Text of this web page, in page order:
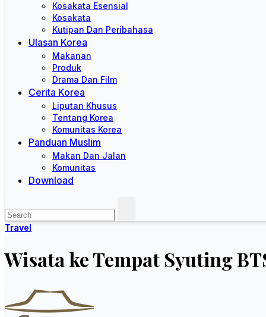
Kosakata Esensial
Kosakata
Kutipan Dan Peribahasa
Ulasan Korea
Makanan
Produk
Drama Dan Film
Cerita Korea
Liputan Khusus
Tentang Korea
Komunitas Korea
Panduan Muslim
Makan Dan Jalan
Komunitas
Download
Travel
Wisata ke Tempat Syuting